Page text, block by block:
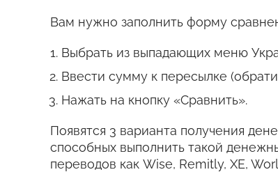
Вам нужно заполнить форму
Выбрать из выпадающих меню
Ввести сумму к пересылке
Нажать на кнопку «Сравнить».
Появятся 3 варианта получения
способных выполнить такой
переводов как Wise, Remitly, XE,